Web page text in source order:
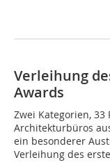
Verleihung
Awards
Zwei Kategorien, 33
Architekturbüros
ein besonderer
Verleihung des